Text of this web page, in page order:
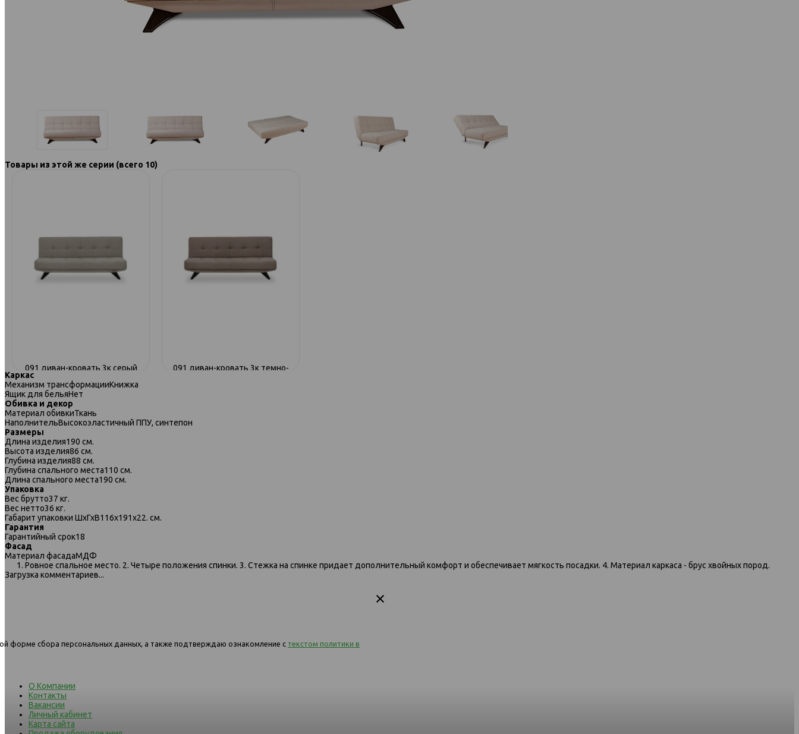
Товары из этой же серии (всего 10)
091 диван-кровать 3к серый
091 диван-кровать 3к темно-
091 диван-кровать 3к 840 синий
091 диван-кровать 3к 1174 серый
091 диван-кровать 3к 1176 темно-
091 диван-кровать 3к серый
Каркас
Механизм трансформацииКнижка
Ящик для бельяНет
Обивка и декор
Материал обивкиТкань
НаполнительВысокоэластичный ППУ, синтепон
Размеры
Длина изделия190 см.
Высота изделия86 см.
Глубина изделия88 см.
Глубина спального места110 см.
Длина спального места190 см.
Упаковка
Вес брутто37 кг.
Вес нетто36 кг.
Габарит упаковки ШхГхВ116х191х22. см.
Гарантия
Гарантийный срок18
Фасад
Материал фасадаМДФ
1. Ровное спальное место. 2. Четыре положения спинки. 3. Стежка на спинке придает дополнительный комфорт и обеспечивает мягкость посадки. 4. Материал каркаса - брус хвойных пород.
Загрузка комментариев...
форме сбора персональных данных, а также подтверждаю ознакомление с текстом политики в
О Компании
Контакты
Вакансии
Личный кабинет
Карта сайта